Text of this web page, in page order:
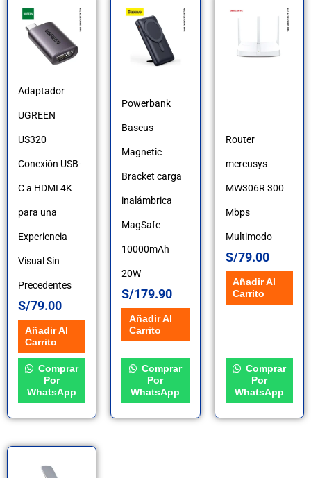
Adaptador
UGREEN
US320
Conexión USB-
C a HDMI 4K
para una
Experiencia
Visual Sin
Precedentes
S/79.00
Añadir Al
Carrito
Comprar
Por
WhatsApp
Powerbank
Baseus
Magnetic
Bracket carga
inalámbrica
MagSafe
10000mAh
20W
S/179.90
Añadir Al
Carrito
Comprar
Por
WhatsApp
Router
mercusys
MW306R 300
Mbps
Multimodo
S/79.00
Añadir Al
Carrito
Comprar
Por
WhatsApp